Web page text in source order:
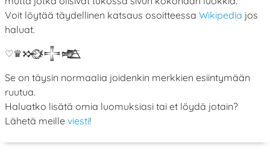
Voit löytää täydellinen katsaus osoitteessa Wikipedia jos
haluat.
♡♛𒁍ﾒ𒋲𒍫
Se on täysin normaalia joidenkin merkkien esiintymään
ruutua.
Haluatko lisätä omia luomuksiasi tai et löydä jotain?
Lähetä meille viesti!